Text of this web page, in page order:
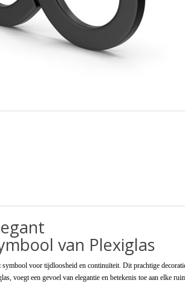
van Plexiglas
symbool voor tijdloosheid en continuïteit. Dit prachtige
voegt een gevoel van elegantie en betekenis toe aan elke